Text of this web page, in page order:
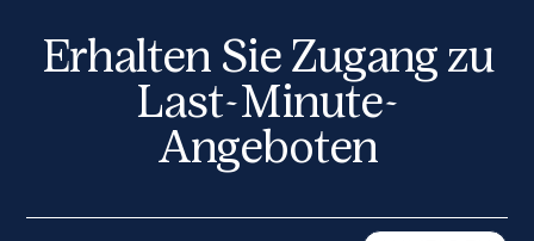
Erhalten Sie Zugang zu
Last-Minute-
Angeboten